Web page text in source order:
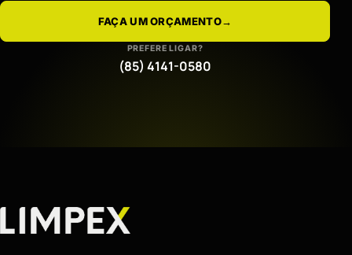
FAÇA UM ORÇAMENTO→
PREFERE LIGAR?
(85) 4141-0580